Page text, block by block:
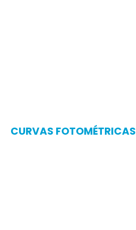
CURVAS FOTOMÉTRICAS